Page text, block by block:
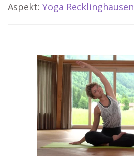
Aspekt: Yoga Recklinghausen